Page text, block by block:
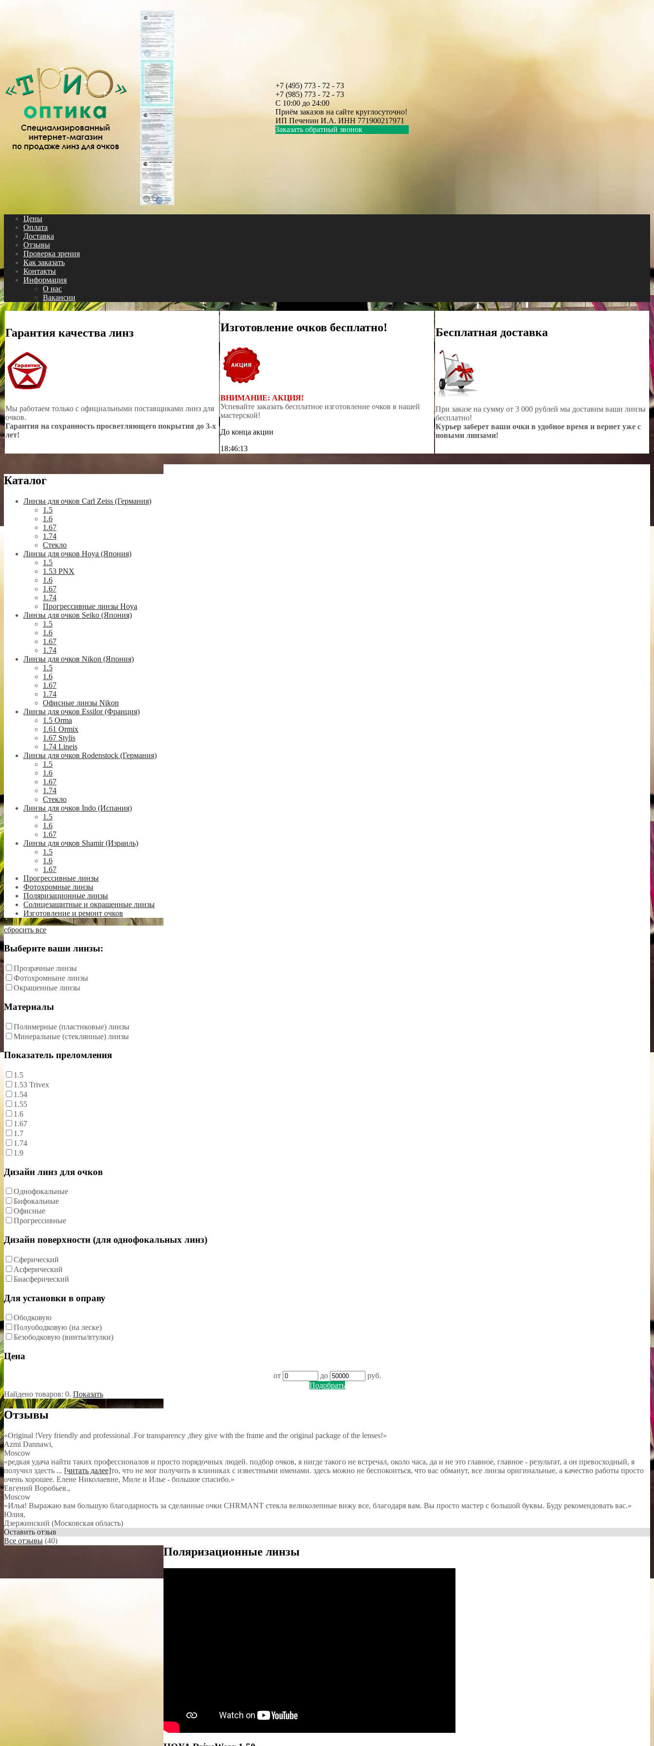
+7 (495) 773 - 72 - 73
+7 (985) 773 - 72 - 73
С 10:00 до 24:00
Приём заказов на сайте круглосуточно!
ИП Печенин И.А. ИНН 771900217971
Заказать обратный звонок
Цены
Оплата
Доставка
Отзывы
Проверка зрения
Как заказать
Контакты
Информация
О нас
Вакансии
Гарантия качества линз
Мы работаем только с официальными поставщиками линз для
очков.
Гарантия на сохранность просветляющего покрытия до 3-х
лет!
Изготовление очков бесплатно!
ВНИМАНИЕ: АКЦИЯ!
Успевайте заказать бесплатное изготовление очков в нашей
мастерской!
До конца акции
18:46:12
Бесплатная доставка
При заказе на сумму от 3 000 рублей мы доставим ваши линзы
бесплатно!
Курьер заберет ваши очки в удобное время и вернет уже с
новыми линзами!
Каталог
Линзы для очков Carl Zeiss (Германия)
1.5
1.6
1.67
1.74
Стекло
Линзы для очков Hoya (Япония)
1.5
1.53 PNX
1.6
1.67
1.74
Прогрессивные линзы Hoya
Линзы для очков Seiko (Япония)
1.5
1.6
1.67
1.74
Линзы для очков Nikon (Япония)
1.5
1.6
1.67
1.74
Офисные линзы Nikon
Линзы для очков Essilor (Франция)
1.5 Orma
1.61 Ormix
1.67 Stylis
1.74 Lineis
Линзы для очков Rodenstock (Германия)
1.5
1.6
1.67
1.74
Стекло
Линзы для очков Indo (Испания)
1.5
1.6
1.67
Линзы для очков Shamir (Израиль)
1.5
1.6
1.67
Прогрессивные линзы
Фотохромные линзы
Поляризационные линзы
Солнцезащитные и окрашенные линзы
Изготовление и ремонт очков
сбросить все
Выберите ваши линзы:
Прозрачные линзы
Фотохромныне линзы
Окрашенные линзы
Материалы
Полимерные (пластиковые) линзы
Минеральные (стеклянные) линзы
Показатель преломления
1.5
1.53 Trivex
1.54
1.55
1.6
1.67
1.7
1.74
1.9
Дизайн линз для очков
Однофокальные
Бифокальные
Офисные
Прогрессивные
Дизайн поверхности (для однофокальных линз)
Сферический
Асферический
Биасферический
Для установки в оправу
Ободковую
Полуободковую (на леске)
Безободковую (винты/втулки)
Цена
от до
руб.
Подобрать
Найдено товаров: 0. Показать
Отзывы
«Original !Very friendly and professional .For transparency ,they give with the frame and the original package of the lenses!»
Azmi Dannawi,
Moscow
«редкая удача найти таких профессионалов и просто порядочных людей. подбор очков, я нигде такого не встречал, около часа, да и не это главное, главное - результат, а он превосходный, я
получил здесть ... [читать далее]то, что не мог получить в клиниках с известными именами. здесь можно не беспокоиться, что вас обманут, все линзы оригинальные, а качество работы просто
очень хорошее. Елене Николаевне, Миле и Илье - большое спасибо.»
Евгений Воробьев.,
Moscow
«Илья! Выражаю вам большую благодарность за сделанные очки CHRMANT стекла великолепные вижу все, благодаря вам. Вы просто мастер с большой буквы. Буду рекомендовать вас.»
Юлия,
Дзержинский (Московская область)
Оставить отзыв
Все отзывы (40)
Поляризационные линзы